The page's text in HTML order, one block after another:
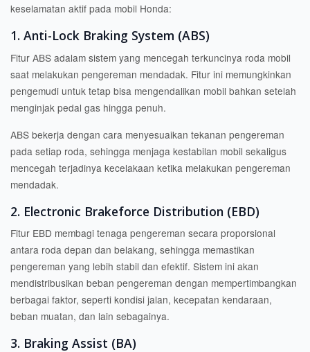
keselamatan aktif pada mobil Honda:
1. Anti-Lock Braking System (ABS)
Fitur ABS adalam sistem yang mencegah terkuncinya roda mobil
saat melakukan pengereman mendadak. Fitur ini memungkinkan
pengemudi untuk tetap bisa mengendalikan mobil bahkan setelah
menginjak pedal gas hingga penuh.
ABS bekerja dengan cara menyesuaikan tekanan pengereman
pada setiap roda, sehingga menjaga kestabilan mobil sekaligus
mencegah terjadinya kecelakaan ketika melakukan pengereman
mendadak.
2. Electronic Brakeforce Distribution (EBD)
Fitur EBD membagi tenaga pengereman secara proporsional
antara roda depan dan belakang, sehingga memastikan
pengereman yang lebih stabil dan efektif. Sistem ini akan
mendistribusikan beban pengereman dengan mempertimbangkan
berbagai faktor, seperti kondisi jalan, kecepatan kendaraan,
beban muatan, dan lain sebagainya.
3. Braking Assist (BA)